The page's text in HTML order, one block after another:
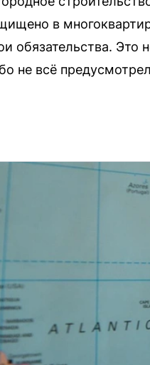
в
обязательства. Это
не всё